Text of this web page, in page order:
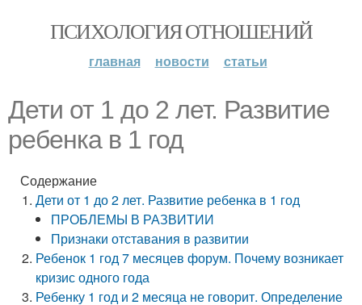
ПСИХОЛОГИЯ ОТНОШЕНИЙ
главная новости статьи
Дети от 1 до 2 лет. Развитие
ребенка в 1 год
Содержание
Дети от 1 до 2 лет. Развитие ребенка в 1 год
ПРОБЛЕМЫ В РАЗВИТИИ
Признаки отставания в развитии
Ребенок 1 год 7 месяцев форум. Почему возникает
кризис одного года
Ребенку 1 год и 2 месяца не говорит. Определение